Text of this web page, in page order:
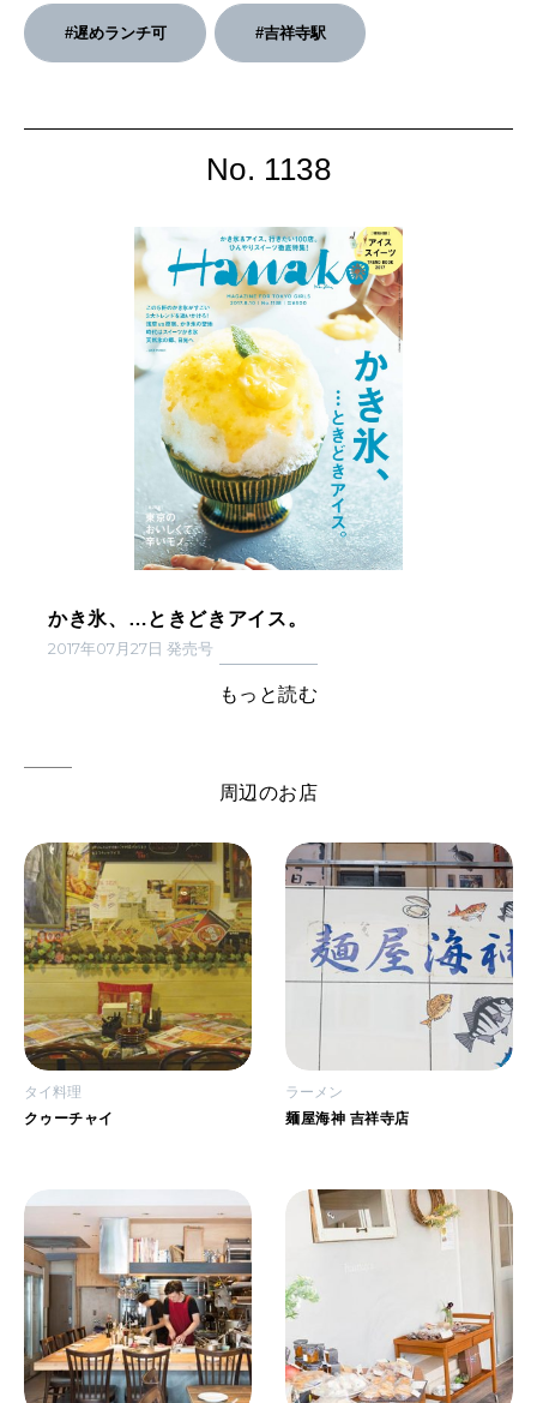
#遅めランチ可 #吉祥寺駅
No. 1138
かき氷、…ときどきアイス。
2017年07月27日 発売号
もっと読む
周辺のお店
タイ料理
クゥーチャイ
ラーメン
麺屋海神 吉祥寺店